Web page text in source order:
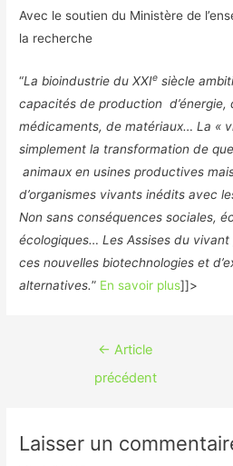
Avec le soutien du Ministère de
la recherche
“La bioindustrie du XXIe siècle
capacités de production d’énergie,
médicaments, de matériaux… La «
simplement la transformation de
animaux en usines productives
d’organismes vivants inédits avec
Non sans conséquences sociales,
écologiques… Les Assises du
ces nouvelles biotechnologies et
alternatives.” En savoir plus]]>
Navigation
← Article
précédent
Laisser un